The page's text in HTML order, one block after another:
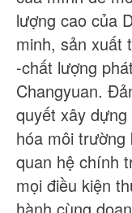
lượng cao của
minh, sản xuất
-chất lượng
Changyuan.
quyết xây
hóa môi
quan hệ chính
mọi điều kiện